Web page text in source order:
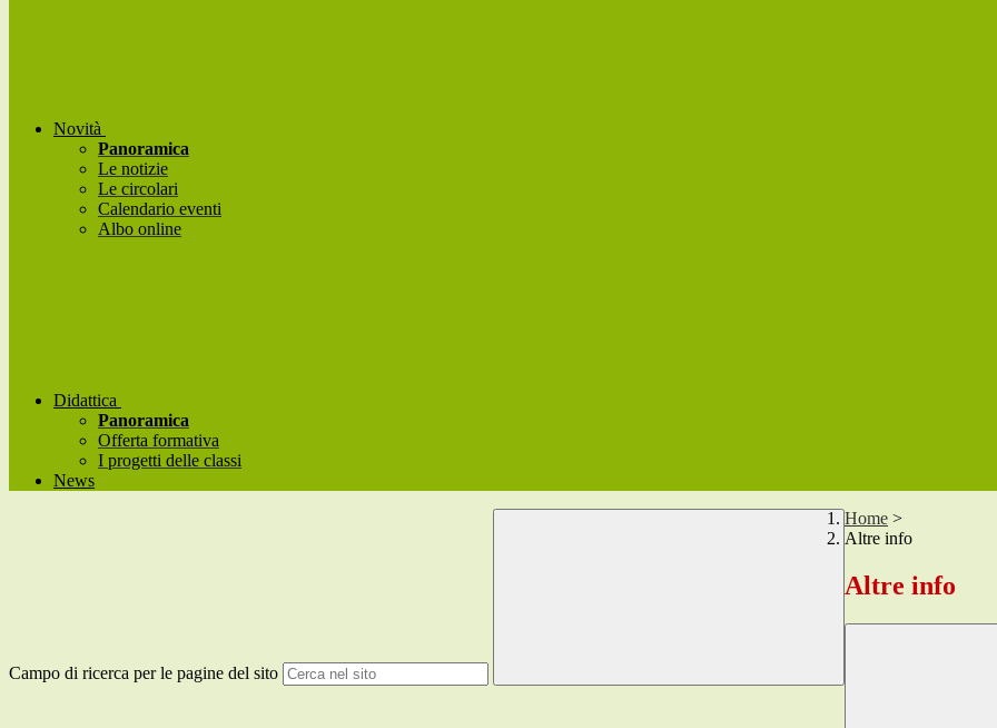
Novità
Panoramica
Le notizie
Le circolari
Calendario eventi
Albo online
Didattica
Panoramica
Offerta formativa
I progetti delle classi
News
Campo di ricerca per le pagine del sito
Home >
Altre info
Altre info